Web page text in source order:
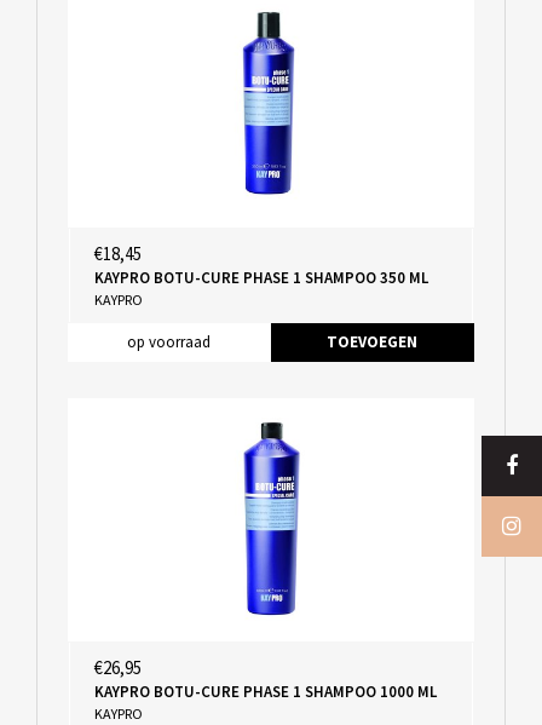
€18,45
KAYPRO BOTU-CURE PHASE 1 SHAMPOO 350 ML
KAYPRO
op voorraad TOEVOEGEN
€26,95
KAYPRO BOTU-CURE PHASE 1 SHAMPOO 1000 ML
KAYPRO